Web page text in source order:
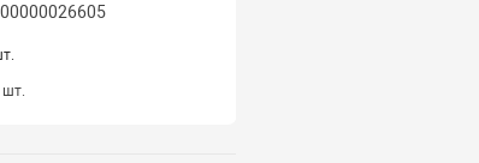
шт.